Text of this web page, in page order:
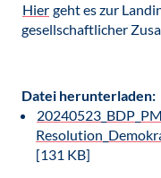
Hier geht es zur
gesellschaftlicher
Datei herunterladen:
[131 KB]